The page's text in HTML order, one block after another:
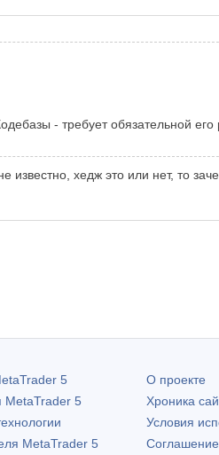
- требует обязательной
хедж это или нет, то
5
MetaTrader 5
MetaTrader 5
О проекте
Хроника
Условия